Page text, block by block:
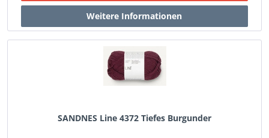
SANDNES Line 4372 Tiefes Burgunder